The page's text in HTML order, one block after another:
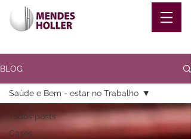
BLOG
Todos posts
Cases
Saúde e Bem - estar no Trabalho